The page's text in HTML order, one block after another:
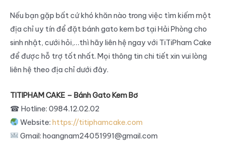
Nếu bạn gặp bất cứ khó khăn nào trong việc tìm kiếm một
địa chỉ uy tín để đặt bánh gato kem bơ tại Hải Phòng cho
sinh nhật, cưới hỏi,…thì hãy liên hệ ngay với TiTiPham Cake
để được hỗ trợ tốt nhất. Mọi thông tin chi tiết xin vui lòng
liên hệ theo địa chỉ dưới đây.
TITIPHAM CAKE – Bánh Gato Kem Bơ
☎ Hotline: 0984.12.02.02
Website: https://titiphamcake.com
Gmail: hoangnam24051991@gmail.com